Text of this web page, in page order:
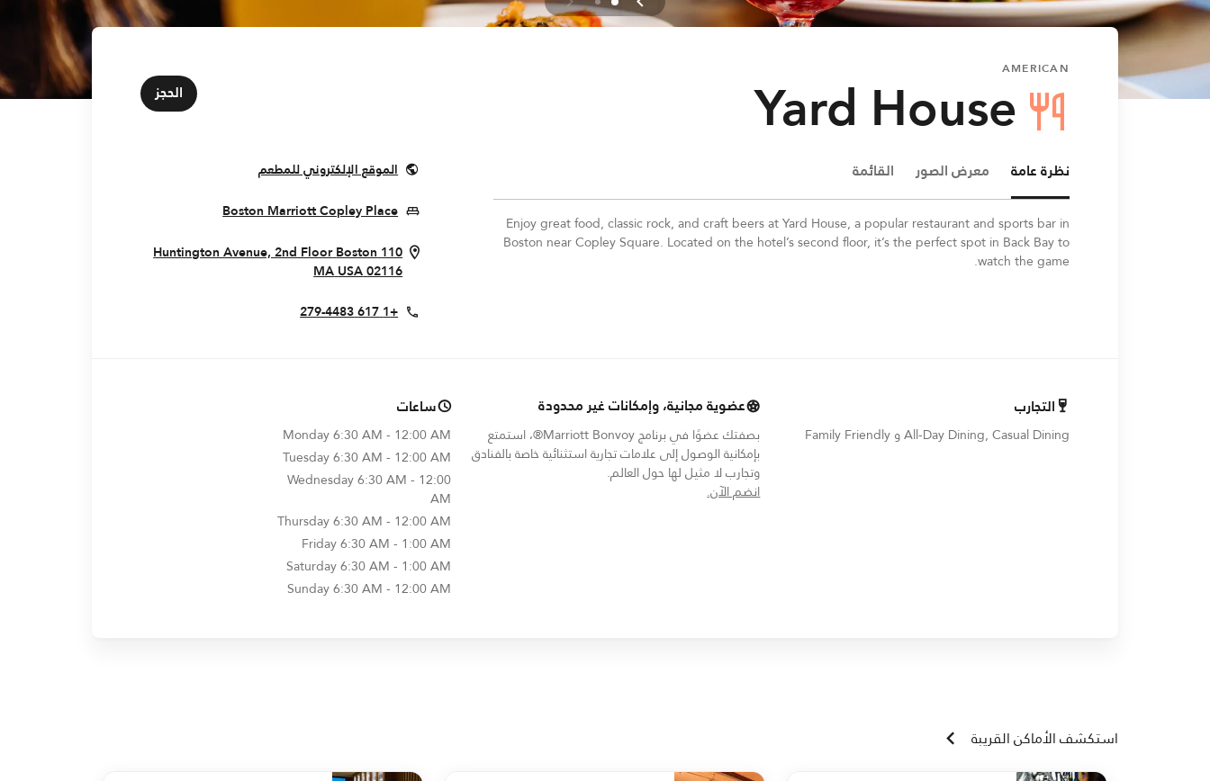
AMERICAN
Yard House الحجز
نظرة عامة معرض الصور القائمة
Enjoy great food, classic rock, and craft beers at Yard House, a popular restaurant and sports bar in
Boston near Copley Square. Located on the hotel’s second floor, it’s the perfect spot in Back Bay to
watch the game.
الموقع الإلكتروني للمطعمOpens In New Window
Boston Marriott Copley Place
Opens In New Window
110 Huntington Avenue, 2nd Floor
Boston
MAUSA02116
Opens In New Window
+1 617 279-4483
التجارب
All-Day Dining, Casual Dining و Family Friendly
عضوية مجانية، وإمكانات غير محدودة
بصفتك عضوًا في برنامج Marriott Bonvoy®، استمتع
بإمكانية الوصول إلى علامات تجارية استثنائية خاصة بالفنادق
وتجارب لا مثيل لها حول العالم.
انضم الآن.opens in new window
ساعات
Monday6:30 AM - 12:00 AM
Tuesday6:30 AM - 12:00 AM
Wednesday6:30 AM - 12:00
AM
Thursday6:30 AM - 12:00 AM
Friday6:30 AM - 1:00 AM
Saturday6:30 AM - 1:00 AM
Sunday6:30 AM - 12:00 AM
استكشف الأماكن القريبة